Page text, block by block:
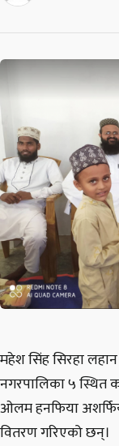
महेश सिंह सिरहा लहान
नगरपालिका ५ स्थित
ओलम हनफिया
वितरण गरिएको छन्।